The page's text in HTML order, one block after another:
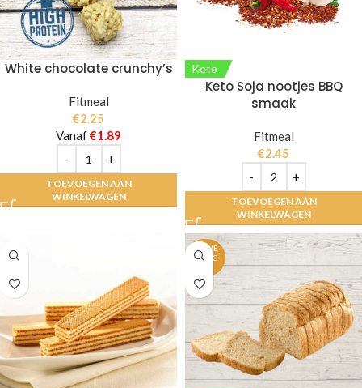
White chocolate crunchy’s
Fitmeal
€2.25
Vanaf€1.89
TOEVOEGEN AAN
WINKELWAGEN
Keto
Keto Soja nootjes BBQ
smaak
Fitmeal
€2.45
TOEVOEGEN AAN
WINKELWAGEN
UITVE
RKOC